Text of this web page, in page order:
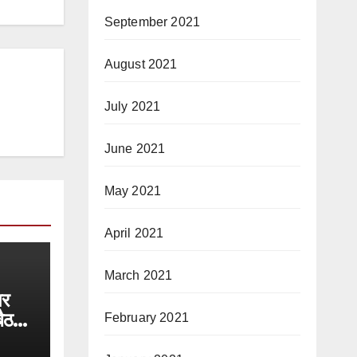
September 2021
August 2021
July 2021
June 2021
May 2021
April 2021
March 2021
February 2021